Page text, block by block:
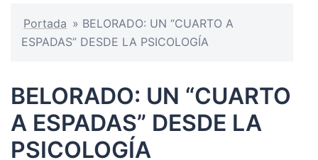
Portada » BELORADO: UN “CUARTO A
ESPADAS” DESDE LA PSICOLOGÍA
BELORADO: UN “CUARTO
A ESPADAS” DESDE LA
PSICOLOGÍA